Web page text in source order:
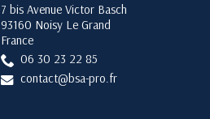
7 bis Avenue Victor Basch
93160 Noisy Le Grand
France
06 30 23 22 85
contact@bsa-pro.fr